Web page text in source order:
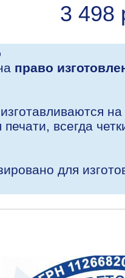
3 498
право
изготавливаются
всегда
для